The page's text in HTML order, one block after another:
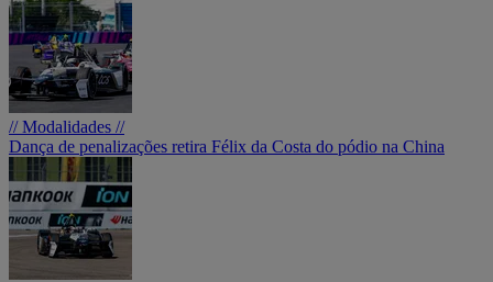
// Modalidades //
Dança de penalizações retira Félix da Costa do pódio na China